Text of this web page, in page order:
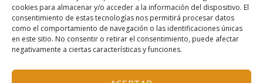
cookies para almacenar y/o acceder a la información del dispositivo. El
consentimiento de estas tecnologías nos permitirá procesar datos
como el comportamiento de navegación o las identificaciones únicas
en este sitio. No consentir o retirar el consentimiento, puede afectar
negativamente a ciertas características y funciones.
Política de cookies